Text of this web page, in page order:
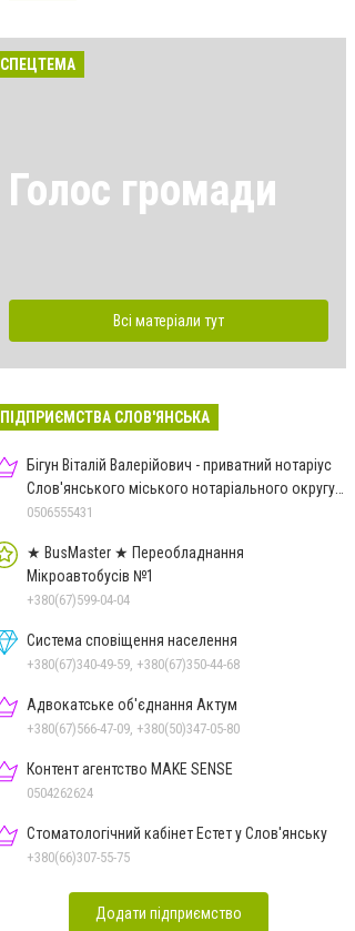
СПЕЦТЕМА
Голос громади
Всі матеріали тут
ПІДПРИЄМСТВА СЛОВ'ЯНСЬКА
Бігун Віталій Валерійович - приватний нотаріус
Слов'янського міського нотаріального округу
Дон.обл.
0506555431
★ BusMaster ★ Переобладнання
Мікроавтобусів №1
+380(67)599-04-04
Система сповіщення населення
+380(67)340-49-59, +380(67)350-44-68
Адвокатське об'єднання Актум
+380(67)566-47-09, +380(50)347-05-80
Контент агентство MAKE SENSE
0504262624
Стоматологічний кабінет Естет у Слов'янську
+380(66)307-55-75
Додати підприємство